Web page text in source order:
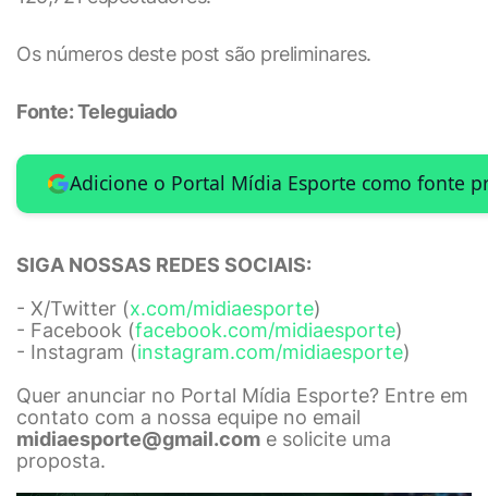
Os números deste post são preliminares.
Fonte: Teleguiado
Adicione o Portal Mídia Esporte como fonte
SIGA NOSSAS REDES SOCIAIS:
- X/Twitter (x.com/midiaesporte)
- Facebook (facebook.com/midiaesporte)
- Instagram (instagram.com/midiaesporte)
Quer anunciar no Portal Mídia Esporte? Entre em
contato com a nossa equipe no email
midiaesporte@gmail.com e solicite uma
proposta.